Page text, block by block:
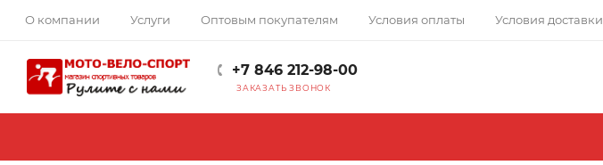
О компании Услуги Оптовым покупателям Условия оплаты Условия доставки
+7 846 212-98-00
ЗАКАЗАТЬ ЗВОНОК